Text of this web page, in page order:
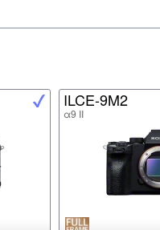
ILCE-9M2
α9 II